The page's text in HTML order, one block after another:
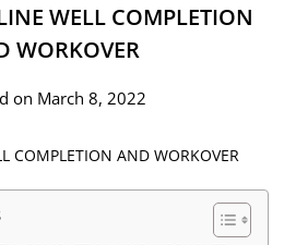
WELL COMPLETION
WORKOVER
on March 8, 2022
COMPLETION AND WORKOVER